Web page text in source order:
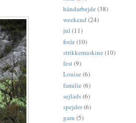
håndarbejde (38)
weekend (24)
jul (11)
forår(10)
strikkemaskine (10)
fest(9)
Louise (6)
familie (6)
sejlads(6)
spejder(6)
garn (5)